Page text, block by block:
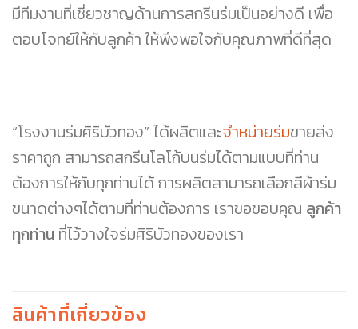
มีทีมงานที่เชี่ยวชาญด้านการสกรีนร่มเป็นอย่างดี เพื่อ
ตอบโจทย์ให้กับลูกค้า ให้พึงพอใจกับคุณภาพที่ดีที่สุด
“โรงงานร่มศิริบัวทอง” ได้ผลิตและจำหน่ายร่มขายส่ง
ราคาถูก สามารถสกรีนโลโก้บนร่มได้ตามแบบที่ท่าน
ต้องการให้กับทุกท่านได้ การผลิตสามารถเลือกสีผ้าร่ม
ขนาดต่างๆได้ตามที่ท่านต้องการ เราขอขอบคุณ ลูกค้า
ทุกท่าน ที่ไว้วางใจร่มศิริบัวทองของเรา
สินค้าที่เกี่ยวข้อง